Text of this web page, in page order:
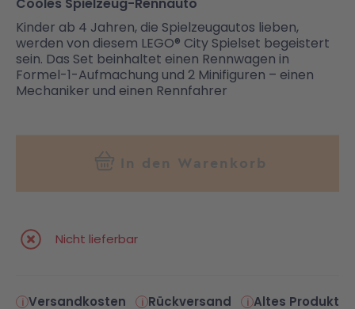
Cooles Spielzeug-Rennauto
Kinder ab 4 Jahren, die Spielzeugautos lieben,
werden von diesem LEGO® City Spielset begeistert
sein. Das Set beinhaltet einen Rennwagen in
Formel-1-Aufmachung und 2 Minifiguren – einen
Mechaniker und einen Rennfahrer
In den Warenkorb
Nicht lieferbar
Versandkosten Rückversand
Altes Produkt